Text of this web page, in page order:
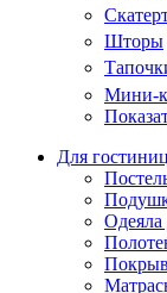
Шторы
Мини-
Для гостиниц
Одеяла